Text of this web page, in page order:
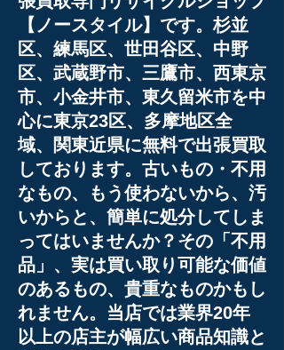
【ノースタイル】です。杉並
区、練馬区、世田谷区、中野
区、武蔵野市、三鷹市、西東京
市、小金井市、東久留米市を中
心に東京23区、多摩地区全
域、関東近県に無料で出張買取
しております。古いもの・不用
なもの、もう使わないから、汚
いからと、簡単に処分してしま
ってはいませんか？その「不用
品」、実は買い取り可能な価値
のあるもの、貴重なものかもし
れません。当店では業界20年
以上の店主が幅広い商品知識と